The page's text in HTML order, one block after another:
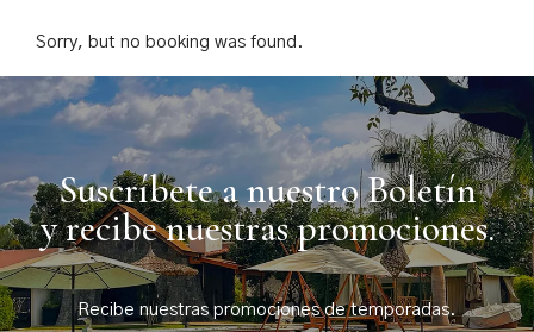
Sorry, but no booking was found.
Suscríbete a nuestro Boletín
y recibe nuestras promociones.
Recibe nuestras promociones de temporadas.